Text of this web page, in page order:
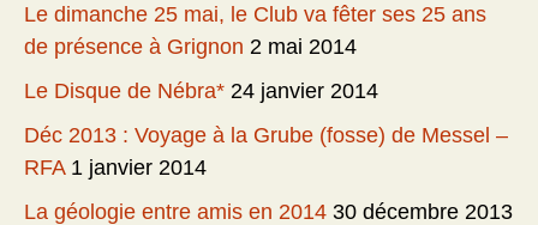
Le dimanche 25 mai, le Club va fêter ses 25 ans
de présence à Grignon 2 mai 2014
Le Disque de Nébra* 24 janvier 2014
Déc 2013 : Voyage à la Grube (fosse) de Messel –
RFA 1 janvier 2014
La géologie entre amis en 2014 30 décembre 2013